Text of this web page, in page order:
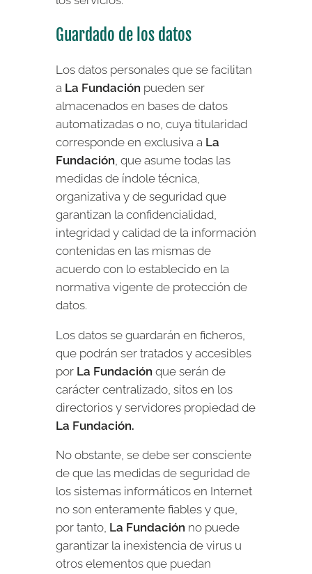
Guardado de los datos
Los datos personales que se facilitan
a La Fundación pueden ser
almacenados en bases de datos
automatizadas o no, cuya titularidad
corresponde en exclusiva a La
Fundación , que asume todas las
medidas de índole técnica,
organizativa y de seguridad que
garantizan la confidencialidad,
integridad y calidad de la información
contenidas en las mismas de
acuerdo con lo establecido en la
normativa vigente de protección de
datos.
Los datos se guardarán en ficheros,
que podrán ser tratados y accesibles
por La Fundación que serán de
carácter centralizado, sitos en los
directorios y servidores propiedad de
La Fundación.
No obstante, se debe ser consciente
de que las medidas de seguridad de
los sistemas informáticos en Internet
no son enteramente fiables y que,
por tanto, La Fundación no puede
garantizar la inexistencia de virus u
otros elementos que puedan